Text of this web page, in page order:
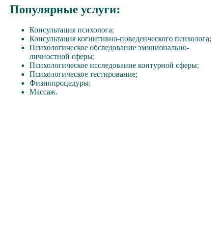
Популярные услуги:
Консультация психолога;
Консультация когнитивно-поведенческого психолога;
Психологическое обследование эмоционально-
личностной сферы;
Психологическое исследование контурной сферы;
Психологическое тестирование;
Физиопроцедуры;
Массаж.